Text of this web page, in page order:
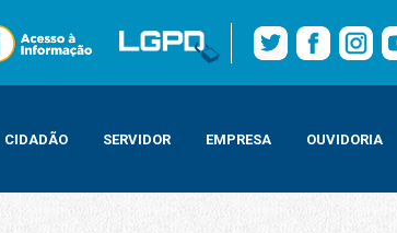
CIDADÃO SERVIDOR EMPRESA OUVIDORIA